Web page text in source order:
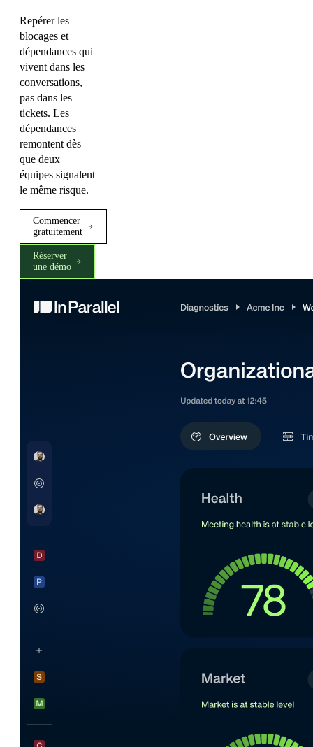
Repérer les
blocages et
dépendances qui
vivent dans les
conversations,
pas dans les
tickets. Les
dépendances
remontent dès
que deux
équipes signalent
le même risque.
Commencer
gratuitement
Réserver
une démo